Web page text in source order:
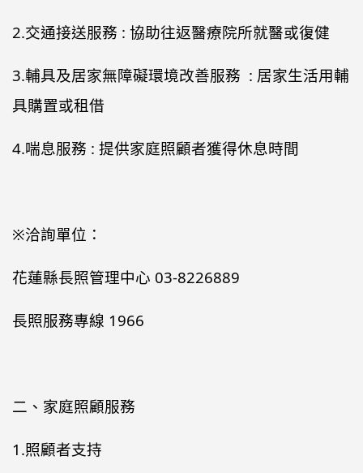
2.交通接送服務 : 協助往返醫療院所就醫或復健
3.輔具及居家無障礙環境改善服務 : 居家生活用輔
具購置或租借
4.喘息服務 : 提供家庭照顧者獲得休息時間
※洽詢單位：
花蓮縣長照管理中心 03-8226889
長照服務專線 1966
二、家庭照顧服務
1.照顧者支持